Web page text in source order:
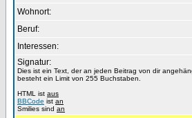
Wohnort:
Beruf:
Interessen:
Signatur:
Dies ist ein Text, der an jeden Beitrag von dir
besteht ein Limit von 255 Buchstaben.
HTML ist aus
BBCode ist an
Smilies sind an